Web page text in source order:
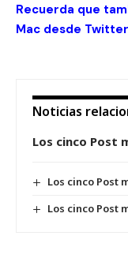
Recuerda que
Mac desde Twitter
Noticias
Los cinco Post
Los cinco Post
Los cinco Post